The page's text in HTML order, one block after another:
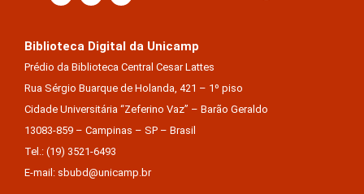
Biblioteca Digital da Unicamp
Prédio da Biblioteca Central Cesar Lattes
Rua Sérgio Buarque de Holanda, 421 – 1º piso
Cidade Universitária “Zeferino Vaz” – Barão Geraldo
13083-859 – Campinas – SP – Brasil
Tel.: (19) 3521-6493
E-mail: sbubd@unicamp.br